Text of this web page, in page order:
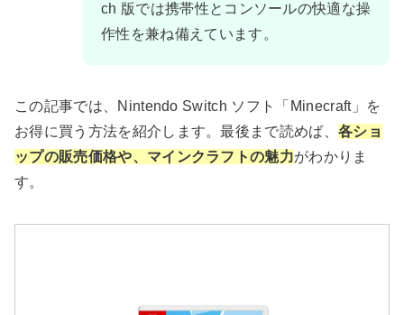
ch 版では携帯性とコンソールの快適な操
作性を兼ね備えています。
この記事では、Nintendo Switch ソフト「Minecraft」を
お得に買う方法を紹介します。最後まで読めば、各ショ
ップの販売価格や、マインクラフトの魅力がわかりま
す。